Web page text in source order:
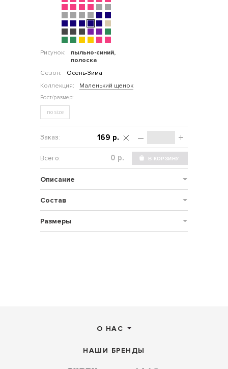
Рисунок:
пыльно-синий,
полоска
Сезон:
Осень-Зима
Коллекция:
Маленький щенок
no size
– +
169 р.
р.
Описание
Состав
Размеры
О НАС
НАШИ БРЕНДЫ